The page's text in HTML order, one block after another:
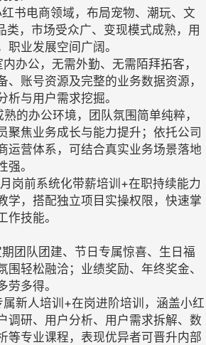
书电商领域，布局宠物、潮玩、文
类，市场受众广、变现模式成熟，用
职业发展空间广阔。
办公，无需外勤、无需陌拜拓客，
、账号资源及完整的业务数据资源，
析与用户需求挖掘。
的办公环境，团队氛围简单纯粹，
聚焦业务成长与能力提升；依托公司
运营体系，可结合真实业务场景落地
强。
岗前系统化带薪培训+在职持续能力
学，搭配独立项目实操权限，快速掌
作技能。
团队团建、节日专属惊喜、生日福
围轻松融洽；业绩奖励、年终奖金、
劳多得。
新人培训+在岗进阶培训，涵盖小红
调研、用户分析、用户需求拆解、数
等专业课程，表现优异者可晋升内部